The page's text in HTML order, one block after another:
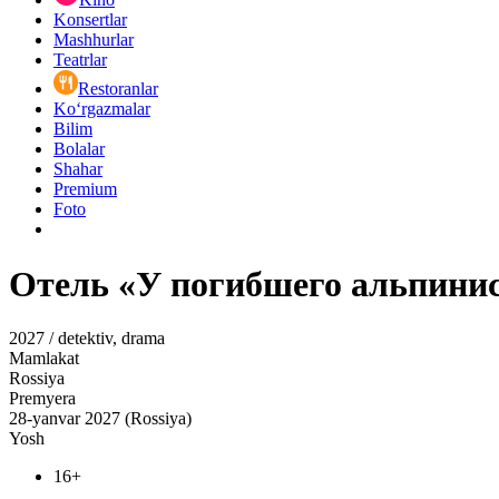
Konsertlar
Mashhurlar
Teatrlar
Restoranlar
Ko‘rgazmalar
Bilim
Bolalar
Shahar
Premium
Foto
Отель «У погибшего
2027 / detektiv, drama
Mamlakat
Rossiya
Premyera
28-yanvar 2027 (Rossiya)
Yosh
16+